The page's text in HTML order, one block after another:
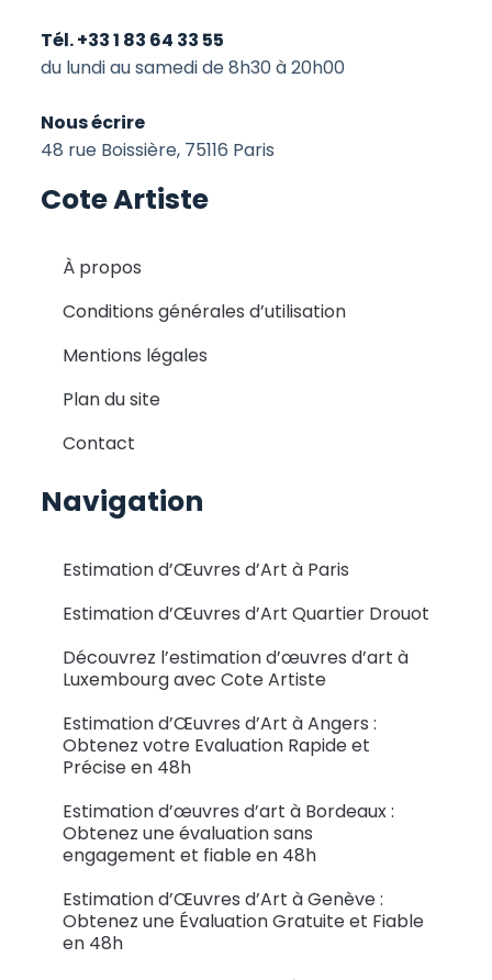
Tél. +33 1 83 64 33 55
du lundi au samedi de 8h30 à 20h00
Nous écrire
48 rue Boissière, 75116 Paris
Cote Artiste
À propos
Conditions générales d’utilisation
Mentions légales
Plan du site
Contact
Navigation
Estimation d’Œuvres d’Art à Paris
Estimation d’Œuvres d’Art Quartier Drouot
Découvrez l’estimation d’œuvres d’art à
Luxembourg avec Cote Artiste
Estimation d’Œuvres d’Art à Angers :
Obtenez votre Evaluation Rapide et
Précise en 48h
Estimation d’œuvres d’art à Bordeaux :
Obtenez une évaluation sans
engagement et fiable en 48h
Estimation d’Œuvres d’Art à Genève :
Obtenez une Évaluation Gratuite et Fiable
en 48h